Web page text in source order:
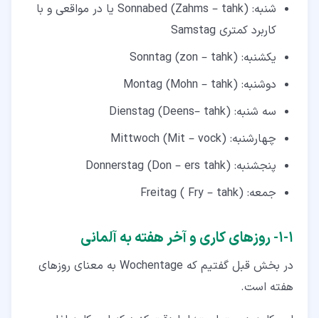
شنبه: Sonnabed (Zahms – tahk) یا در مواقعی و با
کاربرد کمتری Samstag
یکشنبه: Sonntag (zon – tahk)
دوشنبه: Montag (Mohn – tahk)
سه شنبه: Dienstag (Deens– tahk)
چهارشنبه: Mittwoch (Mit – vock)
پنجشنبه: Donnerstag (Don – ers tahk)
جمعه: Freitag ( Fry – tahk)
۱‏-‏۱‏- روزهای کاری و آخر هفته به آلمانی
در بخش قبل گفتیم که Wochentage به معنای روزهای
هفته است.